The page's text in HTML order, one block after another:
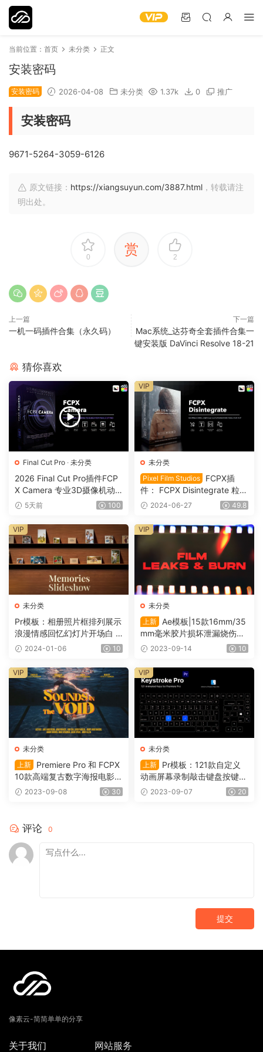
当前位置： 首页 未分类 正文
安装密码
安装密码 2026-04-08 未分类 1.37k 0 推广
安装密码
9671-5264-3059-6126
原文链接： https://xiangsuyun.com/3887.html ，转载请注
明出处。
0 赏 2
上一篇
一机一码插件合集（永久码）
下一篇
Mac系统_达芬奇全套插件合集一
键安装版 DaVinci Resolve 18-21
猜你喜欢
Final Cut Pro · 未分类
2026 Final Cut Pro插件FCP
X Camera 专业3D摄像机动
态镜头运动0164
5天前 100
未分类
Pixel Film Studios
FCPX插
件： FCPX Disintegrate 粒子
消散沙化分解颗粒插件 Final
2024-06-27 49.8
VIP
未分类
Pr模板：相册照片框排列展示
浪漫情感回忆幻灯片开场白 M
emories Slideshow 1096
2024-01-06 10
VIP
未分类
上新
Ae模板|15款16mm/35
mm毫米胶片损坏泄漏烧伤转
场过渡 Film Leak（0117）
2023-09-14 10
VIP
未分类
上新
Premiere Pro 和 FCPX
10款高端复古数字海报电影风
格动态标题 Cinematic Titles
2023-09-08 30
VIP
未分类
上新
Pr模板：121款自定义
动画屏幕录制敲击键盘按键组
合 Keystroke Pro（0114）
2023-09-07 20
VIP
评论 0
提交
像素云-简简单单的分享
关于我们 网站服务